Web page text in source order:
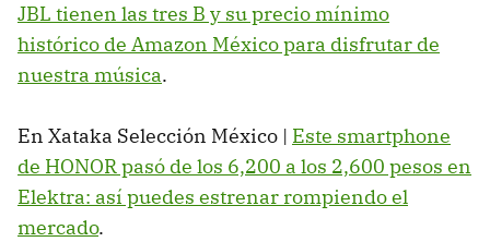
JBL tienen las tres B y su precio mínimo
histórico de Amazon México para disfrutar de
nuestra música.
En Xataka Selección México | Este smartphone
de HONOR pasó de los 6,200 a los 2,600 pesos en
Elektra: así puedes estrenar rompiendo el
mercado.